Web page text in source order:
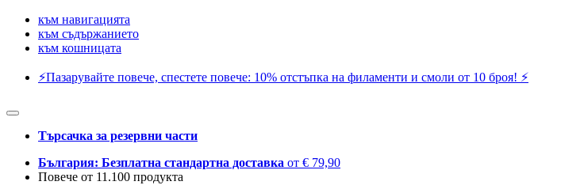
към навигацията
към съдържанието
към кошницата
⚡️Пазарувайте повече, спестете повече: 10% отстъпка на филаменти и смоли от 10 броя! ⚡️
Търсачка за резервни части
България: Безплатна стандартна доставка от € 79,90
Повече от 11.100 продукта